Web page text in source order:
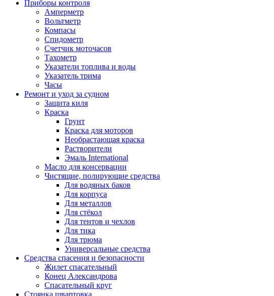
Приборы контроля
Амперметр
Вольтметр
Компасы
Спидометр
Счетчик моточасов
Тахометр
Указатели топлива и воды
Указатель трима
Часы
Ремонт и уход за судном
Защита киля
Краска
Грунт
Краска для моторов
Необрастающая краска
Растворители
Эмаль International
Масло для консервации
Чистящие, полирующие средства
Для водяных баков
Для корпуса
Для металлов
Для стёкол
Для тентов и чехлов
Для тика
Для трюма
Универсальные средства
Средства спасения и безопасности
Жилет спасательный
Конец Александрова
Спасательный круг
Стоянка швартовка